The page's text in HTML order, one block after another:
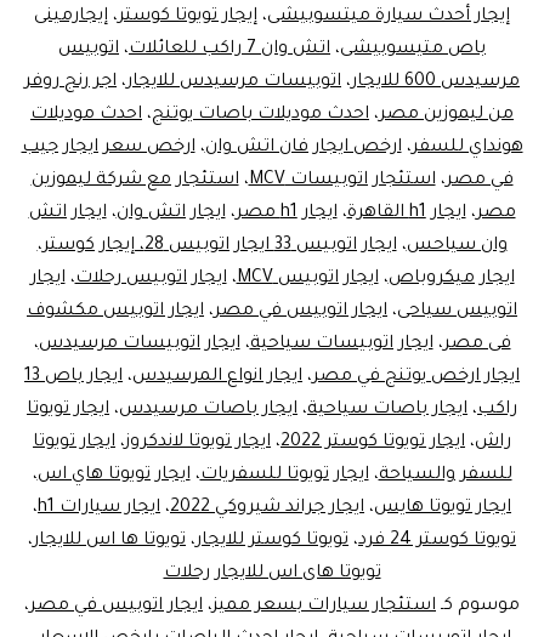
إيجار أحدث سيارة ميتسوبيشى، إيجار تويوتا كوستر، إيجارمينى
باص متيسوبيشى، اتش وان 7 راكب للعائلات ، اتوبيس
مرسيدس 600 للايجار
، اتوبيسات مرسيدس للايجار، اجر رنج روفر
من ليموزين مصر، احدث موديلات باصات يوتنج، احدث موديلات
هونداي للسفر،ارخص ايجار فان اتش وان،ارخص سعر ايجار جيب
في مصر،استئجار اتوبيسات MCV ،استئجار مع شركة ليموزين
مصر،ايجار h1 القاهرة ،ايجار h1 مصر ،ايجار اتش وان،ايجار اتش
وان سياحس،
ايجار اتوبيس 33 ايجار اتوبيس 28، إيجار كوستر،
ايجار ميكروباص،ايجار اتوبيس MCV ،ايجار اتوبيس رحلات،ايجار
اتوبيس سياحى، ايجار اتوبيس في مصر، ايجار اتوبيس مكشوف
فى مصر،ايجار اتوبيسات سياحية،ايجار اتوبيسات مرسيدس،
ايجار ارخص يوتنج في مصر، ايجار انواع المرسيدس،
ايجار باص 13
راكب، ايجار باصات سياحية، ايجار باصات مرسيدس، ايجار تويوتا
راش، ايجار تويوتا كوستر 2022 ، ايجار تويوتا لاندكروز، ايجار تويوتا
للسفر والسياحة،ايجار تويوتا للسفريات،ايجار تويوتا هاي اس،
ايجار تويوتا هايس، ايجار جراند شيروكي 2022 ، ايجار سيارات h1
،
تويوتا كوستر 24 فرد
، تويوتا كوستر للايجار، تويوتا ها اس للايجار،
تويوتا هاى اس للايجار رحلات
موسوم كـ استئجار سيارات بسعر مميز، ايجار اتوبيس في مصر،